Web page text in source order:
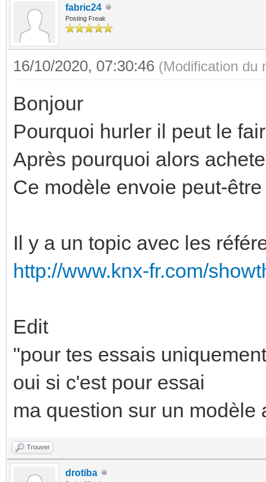
fabric24
Posting Freak
16/10/2020, 07:30:46 (Modification du
Bonjour
Pourquoi hurler il peut le
Après pourquoi alors
Ce modèle envoie peut-
Il y a un topic avec les
http://www.knx-fr.com/
Edit
"pour tes essais
oui si c'est pour essai
ma question sur un
Trouver
drotiba